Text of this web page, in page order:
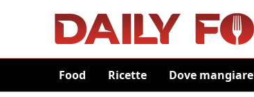
Food Ricette Dove mangiare